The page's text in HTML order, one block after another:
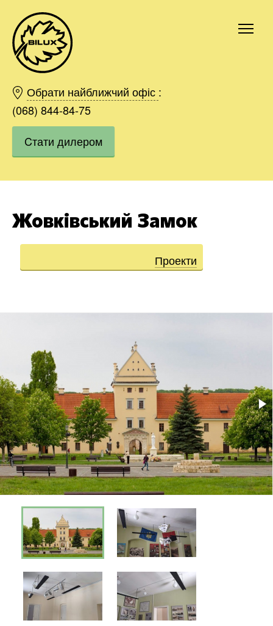
Обрати найближчий офіс :
(068) 844-84-75
Cтати дилером
Жовківський Замок
Проекти
Київ
Харків
Одесса
Дніпро
Івано-Франківськ
Вінниця
Область
Замовити